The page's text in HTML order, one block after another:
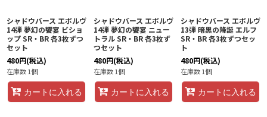
シャドウバース エボルヴ
14弾 夢幻の饗󠄀宴 ビショ
ップ SR・BR 各3枚ずつ
セット
480円(税込)
在庫数 1個
カートに入れる
シャドウバース エボルヴ
14弾 夢幻の饗󠄀宴 ニュー
トラル SR・BR 各3枚ず
つセット
480円(税込)
在庫数 1個
カートに入れる
シャドウバース エボルヴ
13弾 暗黒の降誕 エルフ
SR・BR 各3枚ずつセッ
ト
480円(税込)
在庫数 1個
カートに入れる